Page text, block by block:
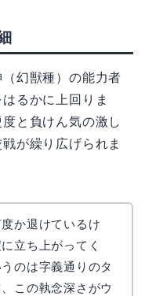
幻獣種）の能力者
るかに上回りま
と負けん気の激し
が繰り広げられま
か退けているけ
立ち上がってく
のは字義通りのタ
この執念深さがウ